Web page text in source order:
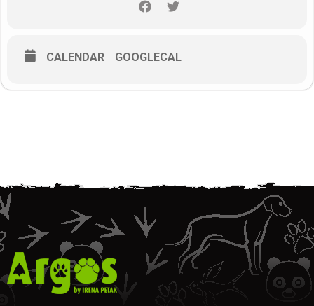
Sa zadovoljstvom ćemo odgovoriti na sva vaša pitanja, a ako
nešto zaboravite pitati imat ćete priliku postavljati pitanja i
Da sve ne bude u teoriji, pripremili smo vam i malo prakse.
Naime, sljedeći dan u nedjelju 24. svibnja u 18 sati u parku za
ćemo uživo prikazati kako izgleda moderni trening i rad sa
davilici).
Napomena – Za one koji neće moći doći ovaj vikend,
predavanje i radionica održat će se i u Donjoj Dubravi sljedeći
petak i subotu .
Predavačice – Tatjana Slatina iz udruge Futura i dr. sc. Irena
Petak, savjetnica za ponašanje životinja
CALENDAR GOOGLECAL